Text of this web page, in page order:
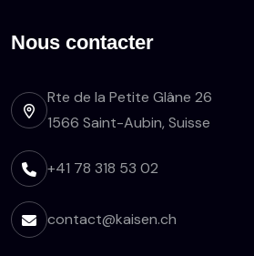
Nous contacter
Rte de la Petite Glâne 26
1566 Saint-Aubin, Suisse
+41 78 318 53 02
contact@kaisen.ch